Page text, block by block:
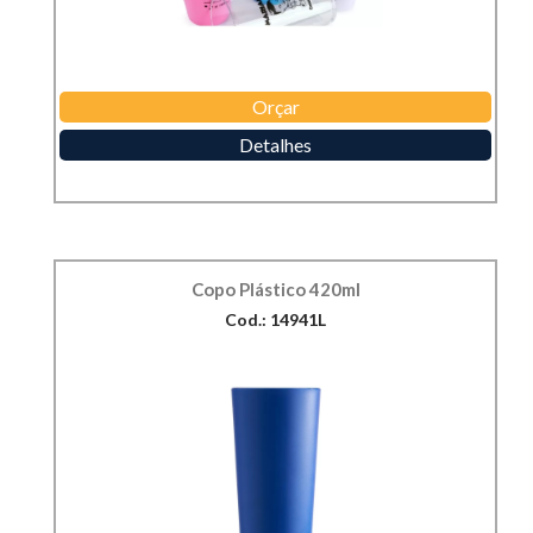
Orçar
Detalhes
Copo Plástico 420ml
Cod.: 14941L